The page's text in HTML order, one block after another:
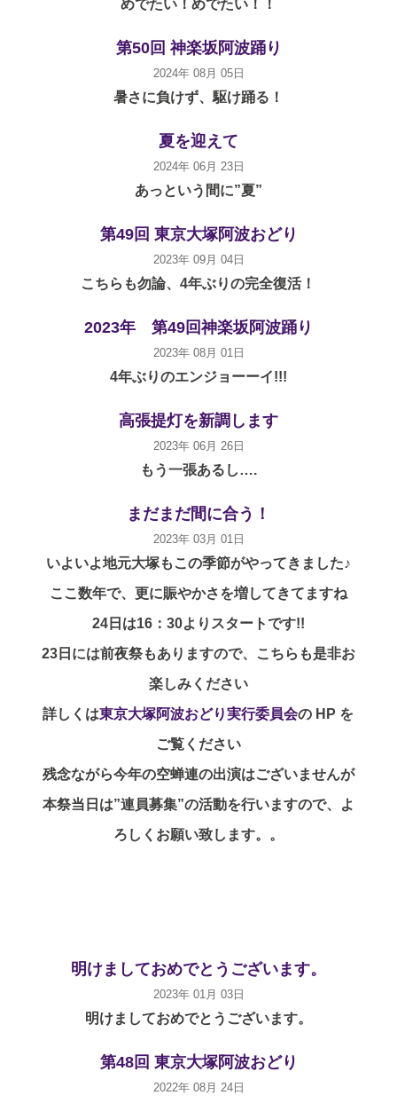
めでたい！めでたい！！
第50回 神楽坂阿波踊り
2024年 08月 05日
暑さに負けず、駆け踊る！
夏を迎えて
2024年 06月 23日
あっという間に”夏”
第49回 東京大塚阿波おどり
2023年 09月 04日
こちらも勿論、4年ぶりの完全復活！
2023年 第49回神楽坂阿波踊り
2023年 08月 01日
4年ぶりのエンジョーーイ!!!
高張提灯を新調します
2023年 06月 26日
もう一張あるし….
まだまだ間に合う！
2023年 03月 01日
いよいよ地元大塚もこの季節がやってきました♪
ここ数年で、更に賑やかさを増してきてますね
24日は16：30よりスタートです!!
23日には前夜祭もありますので、こちらも是非お
楽しみください
詳しくは東京大塚阿波おどり実行委員会の HP を
ご覧ください
残念ながら今年の空蝉連の出演はございませんが
本祭当日は”連員募集”の活動を行いますので、よ
ろしくお願い致します。。
明けましておめでとうございます。
2023年 01月 03日
明けましておめでとうございます。
第48回 東京大塚阿波おどり
2022年 08月 24日